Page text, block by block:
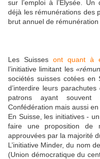
sur l’emploi à l’Elysée.
déjà les rémunérations des
brut annuel de
Les Suisses ont quant à
l’initiative limitant les
sociétés suisses cotées
d’interdire leurs
patrons ayant
Confédération mais aussi
En Suisse, les initiatives -
faire une proposition de
approuvées par la majorité
L’initiative Minder, du nom
(Union démocratique du